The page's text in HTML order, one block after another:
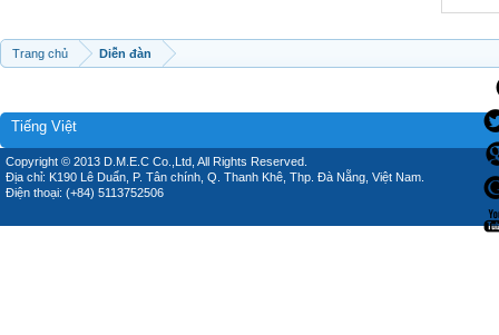
Trang chủ Diễn đàn
Tiếng Việt
Copyright © 2013 D.M.E.C Co.,Ltd, All Rights Reserved.
Địa chỉ: K190 Lê Duẩn, P. Tân chính, Q. Thanh Khê, Thp. Đà Nẵng, Việt Nam.
Điện thoại: (+84) 5113752506